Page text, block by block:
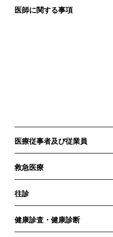
医師に関する事項
医療従事者及び従業員
救急医療
往診
健康診査・健康診断